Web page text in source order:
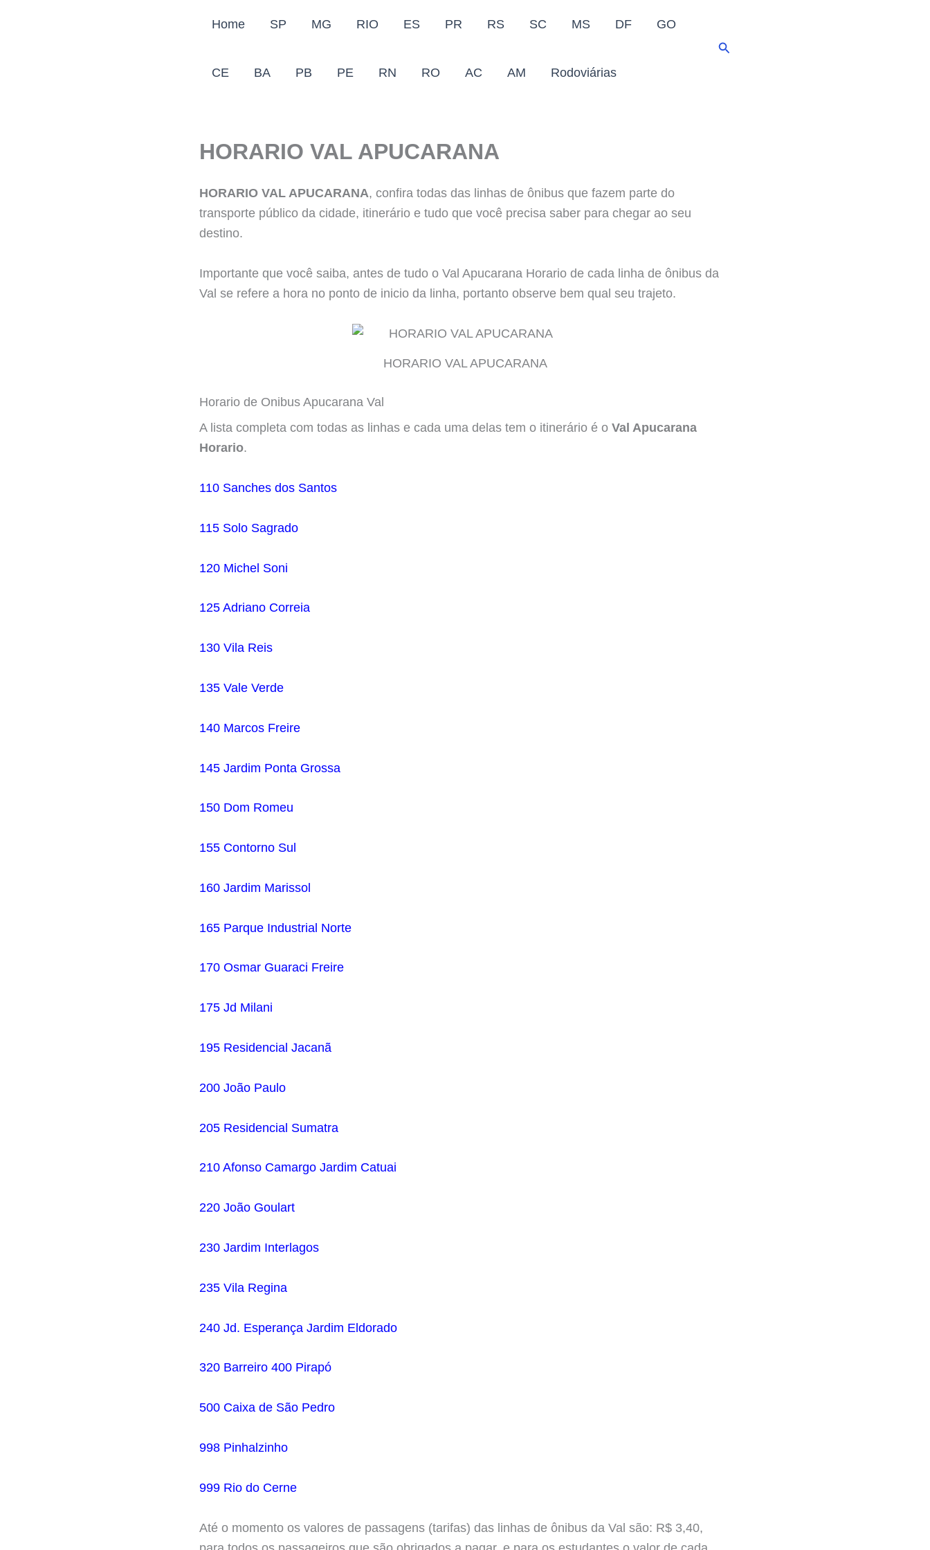
Home SP MG RIO ES PR RS SC MS DF GO
CE BA PB PE RN RO AC AM Rodoviárias
Pesquisar
HORARIO VAL APUCARANA
HORARIO VAL APUCARANA, confira todas das linhas de ônibus que fazem parte do
transporte público da cidade, itinerário e tudo que você precisa saber para chegar ao seu
destino.
Importante que você saiba, antes de tudo o Val Apucarana Horario de cada linha de ônibus da
Val se refere a hora no ponto de inicio da linha, portanto observe bem qual seu trajeto.
HORARIO VAL APUCARANA
Horario de Onibus Apucarana Val
A lista completa com todas as linhas e cada uma delas tem o itinerário é o Val Apucarana
Horario.
110 Sanches dos Santos
115 Solo Sagrado
120 Michel Soni
125 Adriano Correia
130 Vila Reis
135 Vale Verde
140 Marcos Freire
145 Jardim Ponta Grossa
150 Dom Romeu
155 Contorno Sul
160 Jardim Marissol
165 Parque Industrial Norte
170 Osmar Guaraci Freire
175 Jd Milani
195 Residencial Jacanã
200 João Paulo
205 Residencial Sumatra
210 Afonso Camargo Jardim Catuai
220 João Goulart
230 Jardim Interlagos
235 Vila Regina
240 Jd. Esperança Jardim Eldorado
320 Barreiro 400 Pirapó
500 Caixa de São Pedro
998 Pinhalzinho
999 Rio do Cerne
Até o momento os valores de passagens (tarifas) das linhas de ônibus da Val são: R$ 3,40,